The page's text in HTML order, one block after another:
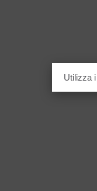
Utilizza